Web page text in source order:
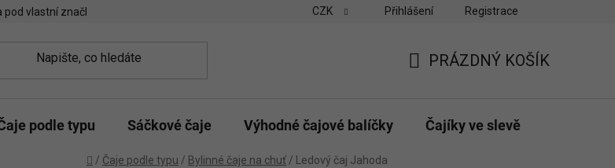
vlastní značkou Velkoobchodní odběr pro obchody Možnosti platby a
CZK Přihlášení Registrace
KOŠÍK
PRÁZDNÝ KOŠÍK
podle typu Sáčkové čaje Výhodné čajové balíčky Čajíky ve slevě
Domů
/ Čaje podle typu / Bylinné čaje na chuť / Ledový čaj Jahoda